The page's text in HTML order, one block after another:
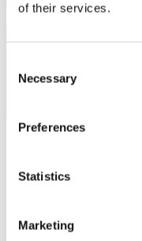
of their services.
Selection
Necessary
Preferences
Statistics
Marketing
Categorie merceologiche
Tel. +39 02-290.03018 r.a